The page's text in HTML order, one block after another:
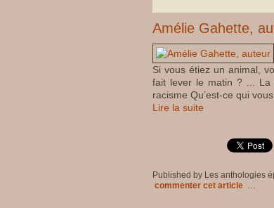
Amélie Gahette,
Si vous étiez un animal,
fait lever le matin ? ... La
racisme Qu’est-ce qui
Lire la suite
Published by Les anthologies
commenter cet article …